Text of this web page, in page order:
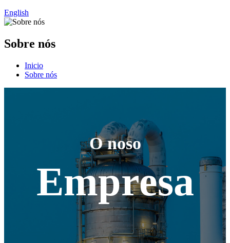
English
Sobre nós
Inicio
Sobre nós
O noso
Empresa